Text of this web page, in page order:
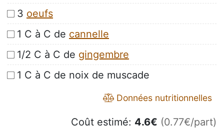
3 oeufs
1 C à C de cannelle
1/2 C à C de gingembre
1 C à C de noix de muscade
Données nutritionnelles
Coût estimé: 4.6€ (0.77€/part)